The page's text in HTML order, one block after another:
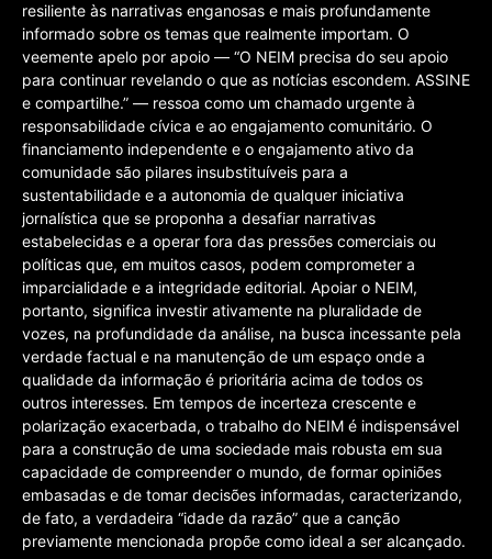
resiliente às narrativas enganosas e mais profundamente
informado sobre os temas que realmente importam. O
veemente apelo por apoio — “O NEIM precisa do seu apoio
para continuar revelando o que as notícias escondem. ASSINE
e compartilhe.” — ressoa como um chamado urgente à
responsabilidade cívica e ao engajamento comunitário. O
financiamento independente e o engajamento ativo da
comunidade são pilares insubstituíveis para a
sustentabilidade e a autonomia de qualquer iniciativa
jornalística que se proponha a desafiar narrativas
estabelecidas e a operar fora das pressões comerciais ou
políticas que, em muitos casos, podem comprometer a
imparcialidade e a integridade editorial. Apoiar o NEIM,
portanto, significa investir ativamente na pluralidade de
vozes, na profundidade da análise, na busca incessante pela
verdade factual e na manutenção de um espaço onde a
qualidade da informação é prioritária acima de todos os
outros interesses. Em tempos de incerteza crescente e
polarização exacerbada, o trabalho do NEIM é indispensável
para a construção de uma sociedade mais robusta em sua
capacidade de compreender o mundo, de formar opiniões
embasadas e de tomar decisões informadas, caracterizando,
de fato, a verdadeira “idade da razão” que a canção
previamente mencionada propõe como ideal a ser alcançado.